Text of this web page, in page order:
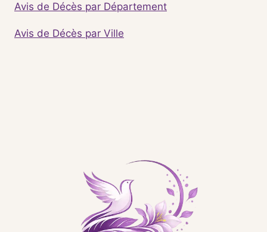
Avis de Décès par Département
Avis de Décès par Ville